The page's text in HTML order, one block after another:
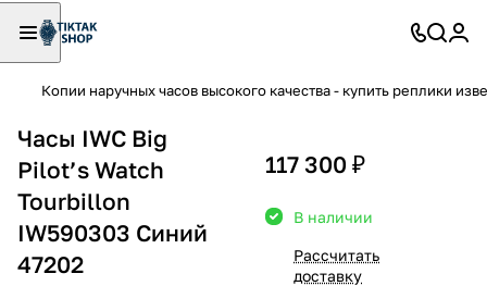
Копии наручных часов высокого качества - купить реплики
Часы IWC Big
Pilot’s Watch
Tourbillon
IW590303 Синий
47202
117 300 ₽
В наличии
Рассчитать
доставку